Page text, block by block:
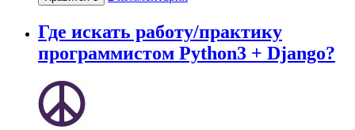
Где искать работу/практику
программистом Python3 + Django?